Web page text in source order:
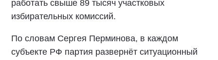
работать свыше 89 тысяч участковых
избирательных комиссий.
По словам Сергея Перминова, в каждом
субъекте РФ партия развернёт ситуационный